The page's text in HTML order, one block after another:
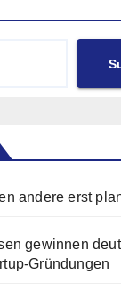
andere erst
gewinnen
Gründungen